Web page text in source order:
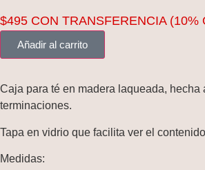
$495 CON TRANSFERENCIA (10%
Añadir al carrito
Caja para té en madera laqueada, hecha
terminaciones.
Tapa en vidrio que facilita ver el
Medidas: